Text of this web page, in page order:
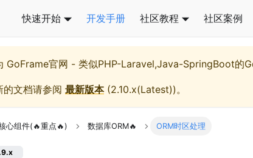
快速开始 开发手册 社区教程 社区案例
GoFrame官网 - 类似PHP-Laravel,Java-SpringBoot的
的文档请参阅 最新版本(2.10.x(Latest))。
心组件(🔥重点🔥) 数据库ORM🔥 ORM时区处理